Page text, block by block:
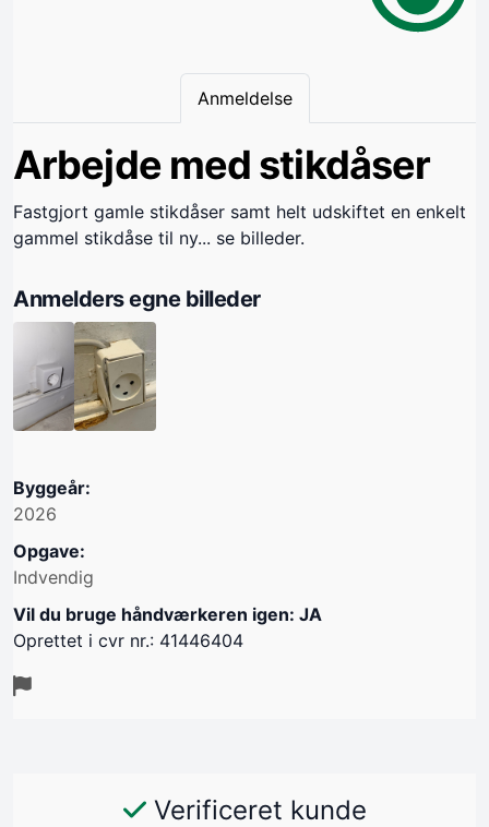
Anmeldelse
Arbejde med stikdåser
Fastgjort gamle stikdåser samt helt udskiftet en enkelt
gammel stikdåse til ny... se billeder.
Anmelders egne billeder
Byggeår:
2026
Opgave:
Indvendig
Vil du bruge håndværkeren igen: JA
Oprettet i cvr nr.: 41446404
Verificeret kunde